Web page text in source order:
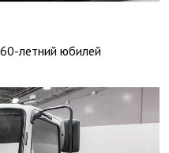
летний юбилей